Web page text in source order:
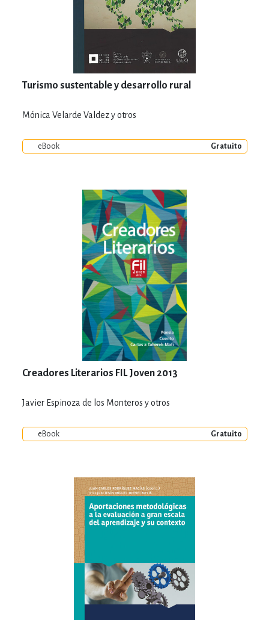
Turismo sustentable y desarrollo rural
Mónica Velarde Valdez y otros
eBook Gratuito
Creadores Literarios FIL Joven 2013
Javier Espinoza de los Monteros y otros
eBook Gratuito